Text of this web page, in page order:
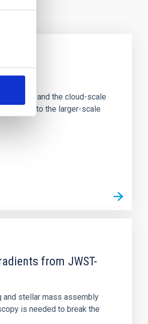
cores and the cloud-scale
respect to the larger-scale
from JWST-
stellar mass assembly
is needed to break the